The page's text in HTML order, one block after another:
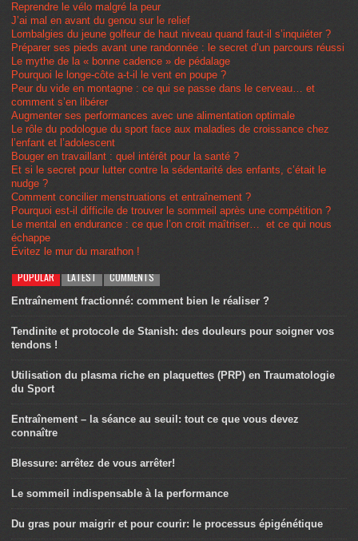
Reprendre le vélo malgré la peur
J’ai mal en avant du genou sur le relief
Lombalgies du jeune golfeur de haut niveau quand faut-il s’inquiéter ?
Préparer ses pieds avant une randonnée : le secret d’un parcours réussi
Le mythe de la « bonne cadence » de pédalage
Pourquoi le longe-côte a-t-il le vent en poupe ?
Peur du vide en montagne : ce qui se passe dans le cerveau… et
comment s’en libérer
Augmenter ses performances avec une alimentation optimale
Le rôle du podologue du sport face aux maladies de croissance chez
l’enfant et l’adolescent
Bouger en travaillant : quel intérêt pour la santé ?
Et si le secret pour lutter contre la sédentarité des enfants, c’était le
nudge ?
Comment concilier menstruations et entraînement ?
Pourquoi est-il difficile de trouver le sommeil après une compétition ?
Le mental en endurance : ce que l’on croit maîtriser… et ce qui nous
échappe
Évitez le mur du marathon !
POPULAR LATEST COMMENTS
Entraînement fractionné: comment bien le réaliser ?
Tendinite et protocole de Stanish: des douleurs pour soigner vos
tendons !
Utilisation du plasma riche en plaquettes (PRP) en Traumatologie
du Sport
Entraînement – la séance au seuil: tout ce que vous devez
connaître
Blessure: arrêtez de vous arrêter!
Le sommeil indispensable à la performance
Du gras pour maigrir et pour courir: le processus épigénétique